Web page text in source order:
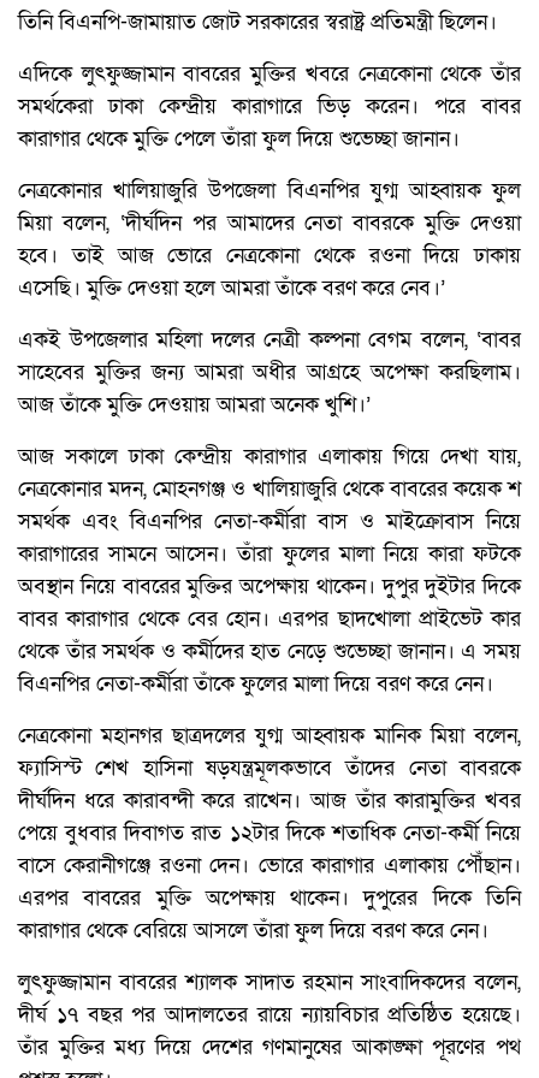
তিনি বিএনপি-জামায়াত জোট সরকারের স্বরাষ্ট্র প্রতিমন্ত্রী ছিলেন।
এদিকে লুৎফুজ্জামান বাবরের মুক্তির খবরে নেত্রকোনা থেকে তাঁর
সমর্থকেরা ঢাকা কেন্দ্রীয় কারাগারে ভিড় করেন। পরে বাবর
কারাগার থেকে মুক্তি পেলে তাঁরা ফুল দিয়ে শুভেচ্ছা জানান।
নেত্রকোনার খালিয়াজুরি উপজেলা বিএনপির যুগ্ম আহ্বায়ক ফুল
মিয়া বলেন, ‘দীর্ঘদিন পর আমাদের নেতা বাবরকে মুক্তি দেওয়া
হবে। তাই আজ ভোরে নেত্রকোনা থেকে রওনা দিয়ে ঢাকায়
এসেছি। মুক্তি দেওয়া হলে আমরা তাঁকে বরণ করে নেব।’
একই উপজেলার মহিলা দলের নেত্রী কল্পনা বেগম বলেন, ‘বাবর
সাহেবের মুক্তির জন্য আমরা অধীর আগ্রহে অপেক্ষা করছিলাম।
আজ তাঁকে মুক্তি দেওয়ায় আমরা অনেক খুশি।’
আজ সকালে ঢাকা কেন্দ্রীয় কারাগার এলাকায় গিয়ে দেখা যায়,
নেত্রকোনার মদন, মোহনগঞ্জ ও খালিয়াজুরি থেকে বাবরের কয়েক শ
সমর্থক এবং বিএনপির নেতা-কর্মীরা বাস ও মাইক্রোবাস নিয়ে
কারাগারের সামনে আসেন। তাঁরা ফুলের মালা নিয়ে কারা ফটকে
অবস্থান নিয়ে বাবরের মুক্তির অপেক্ষায় থাকেন। দুপুর দুইটার দিকে
বাবর কারাগার থেকে বের হোন। এরপর ছাদখোলা প্রাইভেট কার
থেকে তাঁর সমর্থক ও কর্মীদের হাত নেড়ে শুভেচ্ছা জানান। এ সময়
বিএনপির নেতা-কর্মীরা তাঁকে ফুলের মালা দিয়ে বরণ করে নেন।
নেত্রকোনা মহানগর ছাত্রদলের যুগ্ম আহ্বায়ক মানিক মিয়া বলেন,
ফ্যাসিস্ট শেখ হাসিনা ষড়যন্ত্রমূলকভাবে তাঁদের নেতা বাবরকে
দীর্ঘদিন ধরে কারাবন্দী করে রাখেন। আজ তাঁর কারামুক্তির খবর
পেয়ে বুধবার দিবাগত রাত ১২টার দিকে শতাধিক নেতা-কর্মী নিয়ে
বাসে কেরানীগঞ্জে রওনা দেন। ভোরে কারাগার এলাকায় পৌঁছান।
এরপর বাবরের মুক্তি অপেক্ষায় থাকেন। দুপুরের দিকে তিনি
কারাগার থেকে বেরিয়ে আসলে তাঁরা ফুল দিয়ে বরণ করে নেন।
লুৎফুজ্জামান বাবরের শ্যালক সাদাত রহমান সাংবাদিকদের বলেন,
দীর্ঘ ১৭ বছর পর আদালতের রায়ে ন্যায়বিচার প্রতিষ্ঠিত হয়েছে।
তাঁর মুক্তির মধ্য দিয়ে দেশের গণমানুষের আকাঙ্ক্ষা পূরণের পথ